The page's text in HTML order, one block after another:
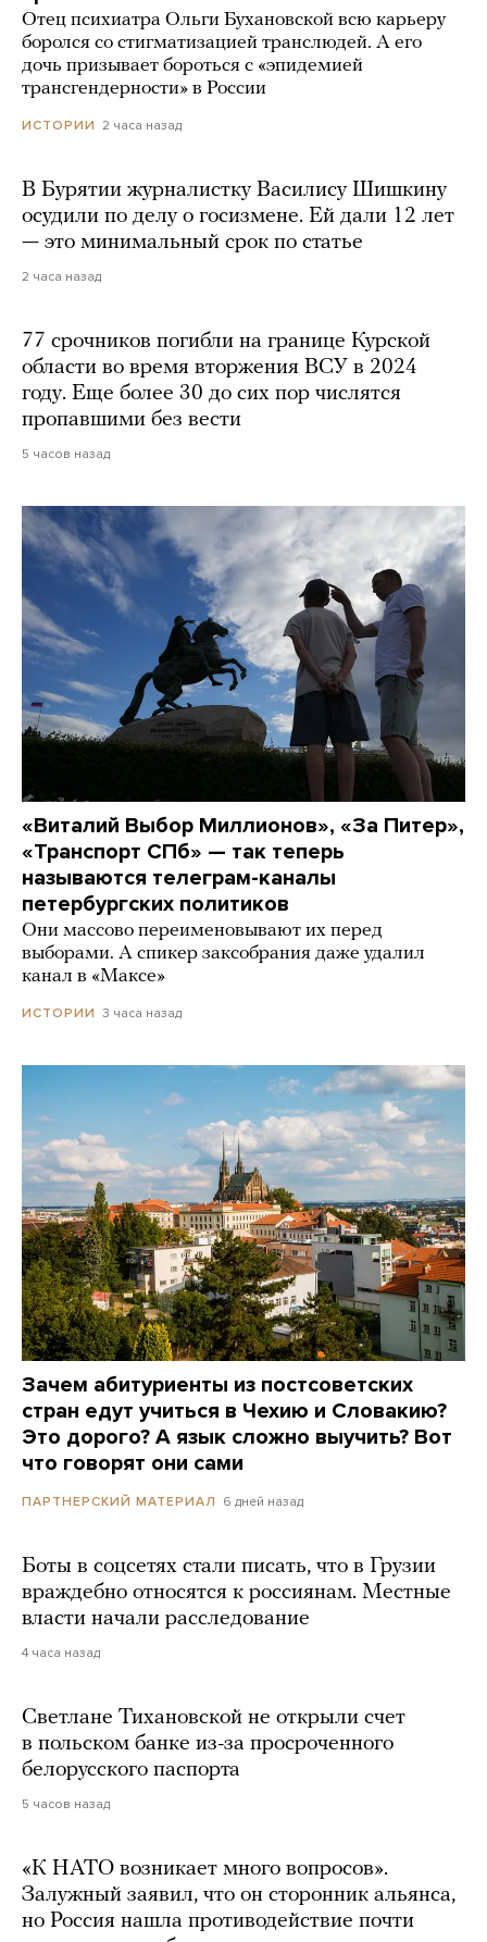
Отец психиатра Ольги Бухановской всю карьеру
боролся со стигматизацией транслюдей. А его
дочь призывает бороться с «эпидемией
трансгендерности» в России
ИСТОРИИ 2 часа назад
В Бурятии журналистку Василису Шишкину
осудили по делу о госизмене. Ей дали 12 лет
— это минимальный срок по статье
2 часа назад
77 срочников погибли на границе Курской
области во время вторжения ВСУ в 2024
году. Еще более 30 до сих пор числятся
пропавшими без вести
5 часов назад
«Виталий Выбор Миллионов», «За Питер»,
«Транспорт СПб» — так теперь
называются телеграм-каналы
петербургских политиков
Они массово переименовывают их перед
выборами. А спикер заксобрания даже удалил
канал в «Максе»
ИСТОРИИ 3 часа назад
Зачем абитуриенты из постсоветских
стран едут учиться в Чехию и Словакию?
Это дорого? А язык сложно выучить? Вот
что говорят они сами
ПАРТНЕРСКИЙ МАТЕРИАЛ 6 дней назад
Боты в соцсетях стали писать, что в Грузии
враждебно относятся к россиянам. Местные
власти начали расследование
4 часа назад
Светлане Тихановской не открыли счет
в польском банке из-за просроченного
белорусского паспорта
5 часов назад
«К НАТО возникает много вопросов».
Залужный заявил, что он сторонник альянса,
но Россия нашла противодействие почти